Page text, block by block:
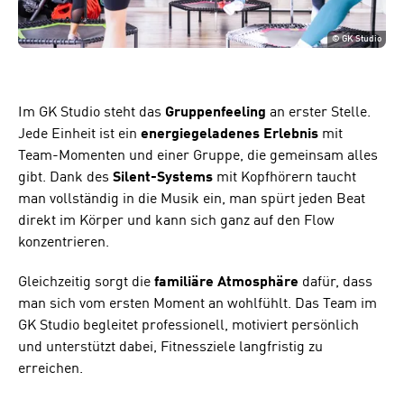
©GK Studio
Im GK Studio steht das Gruppenfeeling an erster Stelle.
Jede Einheit ist ein energiegeladenes Erlebnis mit
Team-Momenten und einer Gruppe, die gemeinsam alles
gibt. Dank des Silent-Systems mit Kopfhörern taucht
man vollständig in die Musik ein, man spürt jeden Beat
direkt im Körper und kann sich ganz auf den Flow
konzentrieren.
Gleichzeitig sorgt die familiäre Atmosphäre dafür, dass
man sich vom ersten Moment an wohlfühlt. Das Team im
GK Studio begleitet professionell, motiviert persönlich
und unterstützt dabei, Fitnessziele langfristig zu
erreichen.